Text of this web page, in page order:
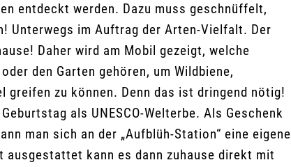
entdeckt werden. Dazu muss geschnüffelt,
Unterwegs im Auftrag der Arten-Vielfalt. Der
Daher wird am Mobil gezeigt, welche
den Garten gehören, um Wildbiene,
greifen zu können. Denn das ist dringend nötig!
als UNESCO-Welterbe. Als Geschenk
man sich an der „Aufblüh-Station“ eine eigene
ausgestattet kann es dann zuhause direkt mit